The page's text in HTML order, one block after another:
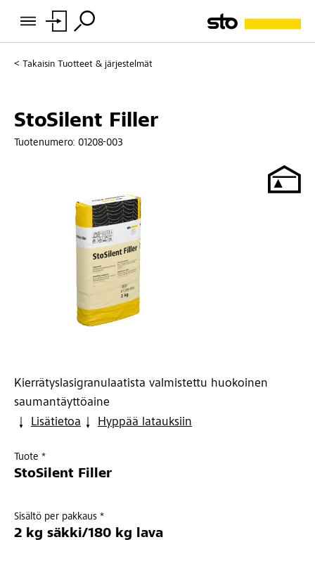
Takaisin Tuotteet & järjestelmät
StoSilent Filler
Tuotenumero: 01208-003
Kierrätyslasigranulaatista valmistettu huokoinen
saumantäyttöaine
Lisätietoa
Hyppää latauksiin
Tuote *
StoSilent Filler
Sisältö per pakkaus *
2 kg säkki/180 kg lava